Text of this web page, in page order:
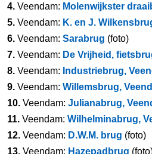
4. Veendam: Molenwijkster
5. Veendam: K. en J.
6. Veendam: Sarabrug (foto)
7. Veendam: De Vrijheid,
8. Veendam: Industriebrug,
9. Veendam: Willemsbrug,
10. Veendam: Julianabrug,
11. Veendam: Wilhelminabrug,
12. Veendam: D.W.M. brug (foto)
13. Veendam: Hazepadbrug